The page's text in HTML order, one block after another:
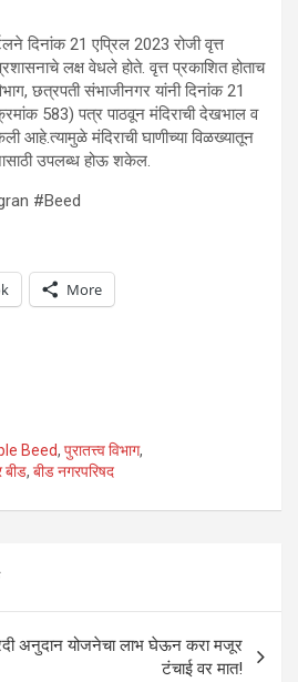
दिनांक 21 एप्रिल 2023 रोजी वृत्त
लक्ष वेधले होते. वृत्त प्रकाशित होताच
छत्रपती संभाजीनगर यांनी दिनांक 21
583) पत्र पाठवून मंदिराची देखभाल व
आहे.त्यामुळे मंदिराची घाणीच्या विळख्यातून
उपलब्ध होऊ शकेल.
#Beed
More
Beed, पुरातत्त्व विभाग,
बीड, बीड नगरपरिषद
अनुदान योजनेचा लाभ घेऊन करा मजूर
टंचाई वर मात!